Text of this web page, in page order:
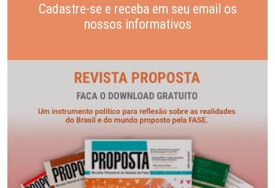
Cadastre-se e receba em seu email os
nossos informativos